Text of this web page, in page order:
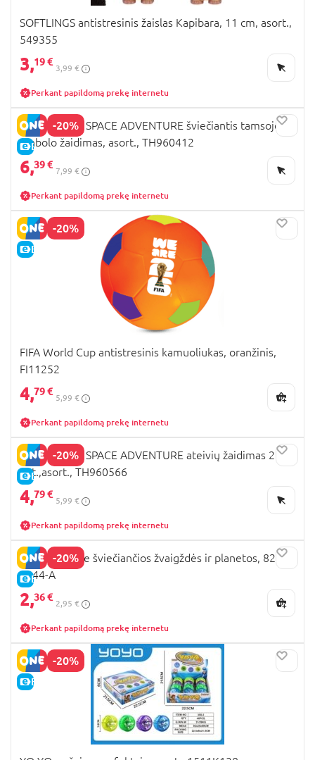
SOFTLINGS antistresinis žaislas Kapibara, 11 cm, asort.,
549355
3,19 €
3,99 €
Perkant papildomą prekę internetu
-20%
E-KAINA
TRENDHAUS SPACE ADVENTURE šviečiantis tamsoje
pinbolo žaidimas, asort., TH960412
6,39 €
7,99 €
Perkant papildomą prekę internetu
-20%
E-KAINA
FIFA World Cup antistresinis kamuoliukas, oranžinis,
FI11252
4,79 €
5,99 €
Perkant papildomą prekę internetu
-20%
E-KAINA
TRENDHAUS SPACE ADVENTURE ateivių žaidimas 2
vnt.,asort., TH960566
4,79 €
5,99 €
Perkant papildomą prekę internetu
-20%
E-KAINA
NASA tamsoje šviečiančios žvaigždės ir planetos, 82-
0044-A
2,36 €
2,95 €
Perkant papildomą prekę internetu
-20%
E-KAINA